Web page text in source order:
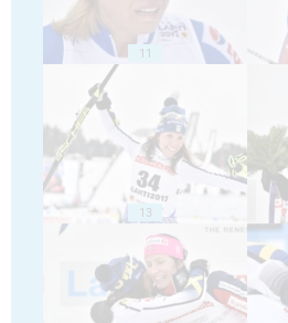
11
13